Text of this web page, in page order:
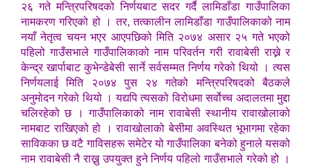
२६ गते मन्त्रिपरिषदको निर्णयबाट सदर गर्दै लामिडाँडा गाउँपालिका
नामकरण गरिएको हो । तर, तत्कालीन लामिडाँडा गाउँपालिकाको नाम
नयाँ नेतृत्व चयन भएर आएपछिको मिति २०७४ असार २५ गते भएको
पहिलो गाउँसभाले गाउँपालिकाको नाम परिवर्तन गरी रावाबेसी राख्ने र
केन्द्र खार्पाबाट कुभेन्डेबेसी सार्ने सर्वसम्मत निर्णय गरेको थियो । त्यस
निर्णयलाई मिति २०७४ पुस २४ गतेको मन्त्रिपरिषदको बैठकले
अनुमोदन गरेको थियो । यद्यपि त्यसको विरोधमा सर्वोच्च अदालतमा मुद्दा
चलिरहेको छ । गाउँपालिकाको नाम रावाबेसी स्थानीय रावाखोलाको
नामबाट राखिएको हो । रावाखोलाको बेसीमा अवस्थित भूभागमा रहेका
साविकका छ वटै गाविसहरू समेटेर यो गाउँपालिका बनेको हुनाले यसको
नाम रावाबेसी नै राख्नु उपयुक्त हुने निर्णय पहिलो गाउँसभाले गरेको हो ।